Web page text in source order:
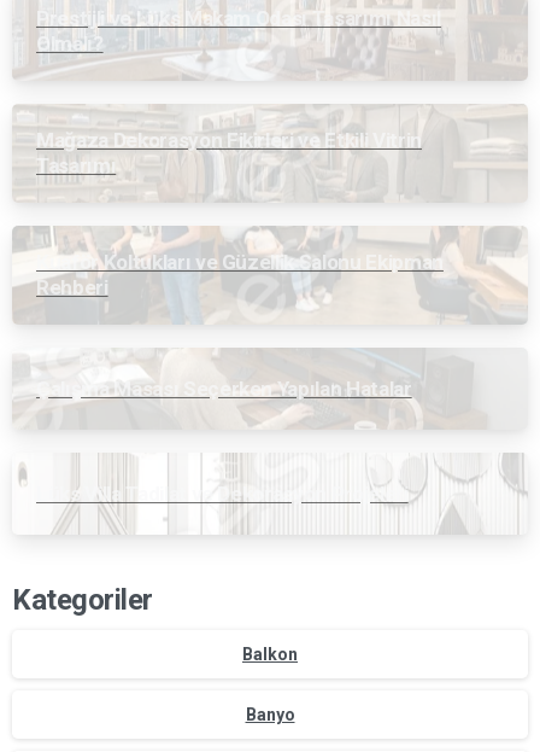
Prestijli ve Lüks Makam Odası Tasarımı Nasıl
Olmalı?
Mağaza Dekorasyon Fikirleri ve Etkili Vitrin
Tasarımı
Kuaför Koltukları ve Güzellik Salonu Ekipman
Rehberi
Çalışma Masası Seçerken Yapılan Hatalar
Lüks Villa Tadilat ve Dekorasyon Projeleri
Kategoriler
Balkon
Banyo